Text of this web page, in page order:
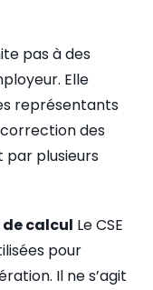
pas à des
Elle
représentants
des
par plusieurs
calcul Le CSE
pour
Il ne s’agit